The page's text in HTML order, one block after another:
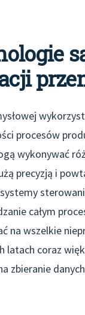
procesów
wykonywać
precyzją i
całym
na wszelkie
latach coraz
zbieranie